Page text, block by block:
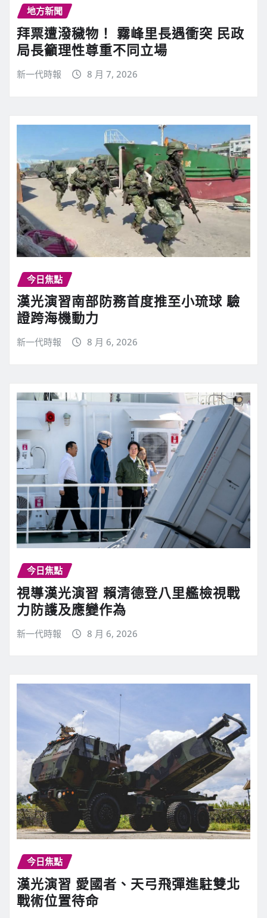
地方新聞
拜票遭潑穢物！ 霧峰里長遇衝突 民政
局長籲理性尊重不同立場
新一代時報 8 月 7, 2026
今日焦點
漢光演習南部防務首度推至小琉球 驗
證跨海機動力
新一代時報 8 月 6, 2026
今日焦點
視導漢光演習 賴清德登八里艦檢視戰
力防護及應變作為
新一代時報 8 月 6, 2026
今日焦點
漢光演習 愛國者、天弓飛彈進駐雙北
戰術位置待命